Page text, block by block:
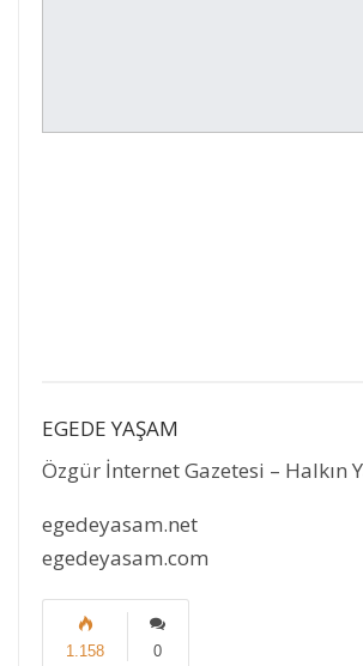
EGEDE YAŞAM
Özgür İnternet Gazetesi – Halkın
egedeyasam.net
egedeyasam.com
0
1.158